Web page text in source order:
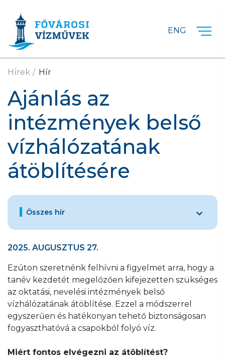
ENG
Hírek Hír
Ajánlás az
intézmények belső
vízhálózatának
átöblítésére
Összes hír
2025. AUGUSZTUS 27.
Ezúton szeretnénk felhívni a figyelmet arra, hogy a
tanév kezdetét megelőzően kifejezetten szükséges
az oktatási, nevelési intézmények belső
vízhálózatának átöblítése. Ezzel a módszerrel
egyszerűen és hatékonyan tehető biztonságosan
fogyaszthatóvá a csapokból folyó víz.
Miért fontos elvégezni az átöblítést?